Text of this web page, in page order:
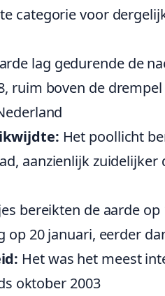
categorie voor
lag gedurende de
ruim boven de
Het poollicht
aanzienlijk zuidelijker
bereikten de aarde op
op 20 januari, eerder
Het was het meest
oktober 2003